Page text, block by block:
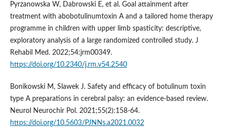
Pyrzanowska W, Dabrowski E, et al. Goal attainment after
treatment with abobotulinumtoxin A and a tailored home therapy
programme in children with upper limb spasticity: descriptive,
exploratory analysis of a large randomized controlled study. J
Rehabil Med. 2022;54:jrm00349.
https://doi.org/10.2340/j.rm.v54.2540
Bonikowski M, Slawek J. Safety and efficacy of botulinum toxin
type A preparations in cerebral palsy: an evidence-based review.
Neurol Neurochir Pol. 2021;55(2):158-64.
https://doi.org/10.5603/PJNNs.a2021.0032